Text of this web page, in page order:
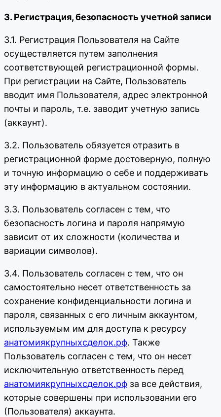
3. Регистрация, безопасность учетной записи
3.1. Регистрация Пользователя на Сайте
осуществляется путем заполнения
соответствующей регистрационной формы.
При регистрации на Сайте, Пользователь
вводит имя Пользователя, адрес электронной
почты и пароль, т.е. заводит учетную запись
(аккаунт).
3.2. Пользователь обязуется отразить в
регистрационной форме достоверную, полную
и точную информацию о себе и поддерживать
эту информацию в актуальном состоянии.
3.3. Пользователь согласен с тем, что
безопасность логина и пароля напрямую
зависит от их сложности (количества и
вариации символов).
3.4. Пользователь согласен с тем, что он
самостоятельно несет ответственность за
сохранение конфиденциальности логина и
пароля, связанных с его личным аккаунтом,
используемым им для доступа к ресурсу
анатомиякрупныхсделок.рф. Также
Пользователь согласен с тем, что он несет
исключительную ответственность перед
анатомиякрупныхсделок.рф за все действия,
которые совершены при использовании его
(Пользователя) аккаунта.